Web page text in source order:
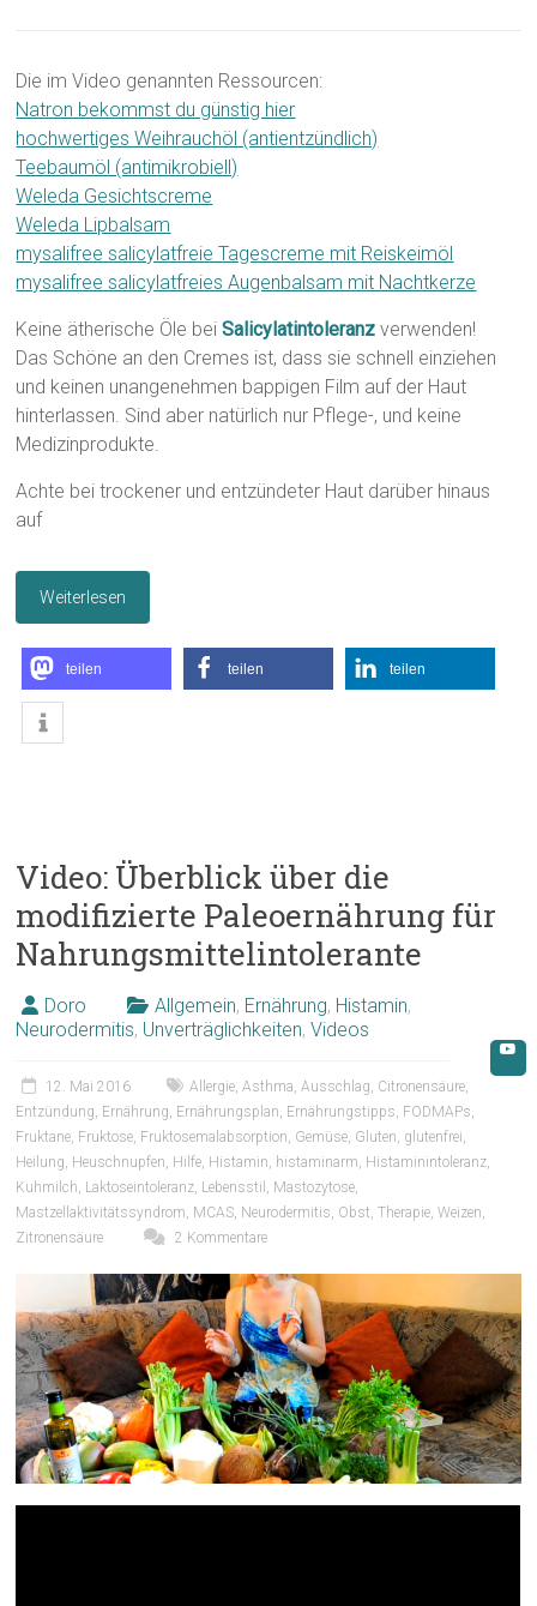
Die im Video genannten Ressourcen:
Natron bekommst du günstig hier
hochwertiges Weihrauchöl (antientzündlich)
Teebaumöl (antimikrobiell)
Weleda Gesichtscreme
Weleda Lipbalsam
mysalifree salicylatfreie Tagescreme mit Reiskeimöl
mysalifree salicylatfreies Augenbalsam mit Nachtkerze
Keine ätherische Öle beiSalicylatintoleranz verwenden!
Das Schöne an den Cremes ist, dass sie schnell einziehen
und keinen unangenehmen bappigen Film auf der Haut
hinterlassen. Sind aber natürlich nur Pflege-, und keine
Medizinprodukte.
Achte bei trockener und entzündeter Haut darüber hinaus
auf
Weiterlesen
teilen teilen teilen
Video: Überblick über die
modifizierte Paleoernährung für
Nahrungsmittelintolerante
Doro Allgemein, Ernährung, Histamin,
Neurodermitis, Unverträglichkeiten,Videos
12. Mai 2016 Allergie,Asthma,Ausschlag, Citronensäure,
Entzündung, Ernährung, Ernährungsplan, Ernährungstipps, FODMAPs,
Fruktane, Fruktose, Fruktosemalabsorption, Gemüse, Gluten, glutenfrei,
Heilung, Heuschnupfen, Hilfe, Histamin, histaminarm, Histaminintoleranz,
Kuhmilch, Laktoseintoleranz, Lebensstil , Mastozytose,
Mastzellaktivitätssyndrom, MCAS, Neurodermitis, Obst,Therapie,Weizen,
Zitronensäure
2 Kommentare